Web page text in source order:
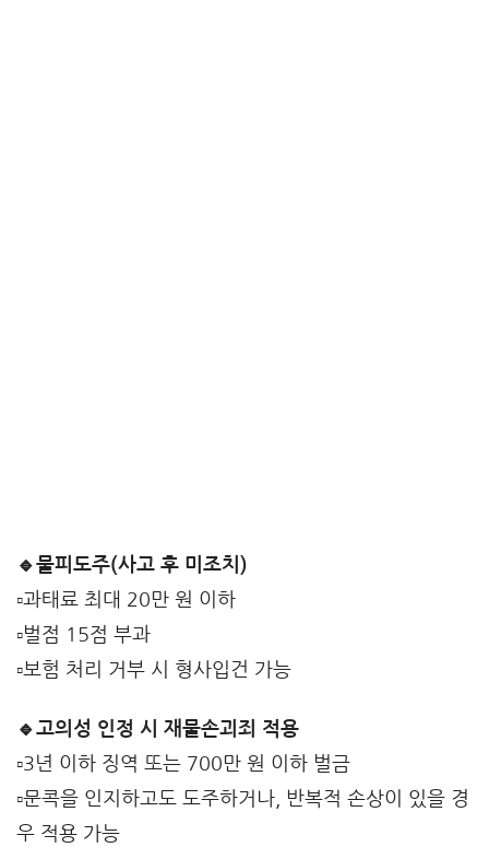
🔹물피도주(사고 후 미조치)
▫️과태료 최대 20만 원 이하
▫️벌점 15점 부과
▫️보험 처리 거부 시 형사입건 가능
🔹고의성 인정 시 재물손괴죄 적용
▫️3년 이하 징역 또는 700만 원 이하 벌금
▫️문콕을 인지하고도 도주하거나, 반복적 손상이 있을 경
우 적용 가능